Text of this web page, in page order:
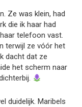
Ze was klein, had
die ik haar had
telefoon vast.
terwijl ze vóór het
dacht dat ze
het scherm naar
duidelijk. Maribels